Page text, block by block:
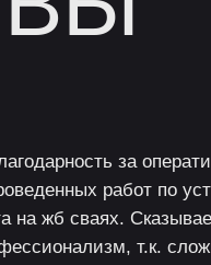
за
работ по
на жб сваях.
т.к.